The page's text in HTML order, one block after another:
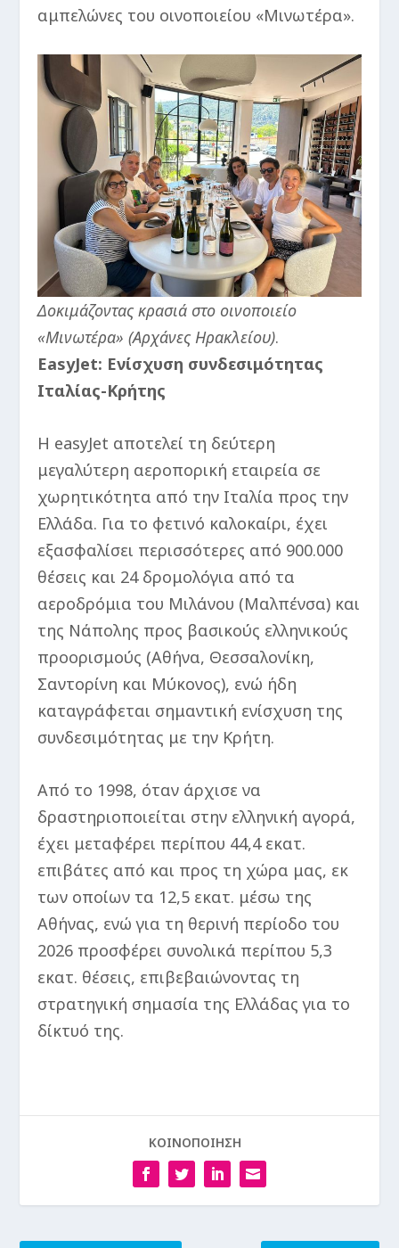
αμπελώνες του οινοποιείου «Μινωτέρα».
Δοκιμάζοντας κρασιά στο οινοποιείο
«Μινωτέρα» (Αρχάνες Ηρακλείου).
EasyJet: Ενίσχυση συνδεσιμότητας
Ιταλίας-Κρήτης
Η easyJet αποτελεί τη δεύτερη
μεγαλύτερη αεροπορική εταιρεία σε
χωρητικότητα από την Ιταλία προς την
Ελλάδα. Για το φετινό καλοκαίρι, έχει
εξασφαλίσει περισσότερες από 900.000
θέσεις και 24 δρομολόγια από τα
αεροδρόμια του Μιλάνου (Μαλπένσα) και
της Νάπολης προς βασικούς ελληνικούς
προορισμούς (Αθήνα, Θεσσαλονίκη,
Σαντορίνη και Μύκονος), ενώ ήδη
καταγράφεται σημαντική ενίσχυση της
συνδεσιμότητας με την Κρήτη.
Από το 1998, όταν άρχισε να
δραστηριοποιείται στην ελληνική αγορά,
έχει μεταφέρει περίπου 44,4 εκατ.
επιβάτες από και προς τη χώρα μας, εκ
των οποίων τα 12,5 εκατ. μέσω της
Αθήνας, ενώ για τη θερινή περίοδο του
2026 προσφέρει συνολικά περίπου 5,3
εκατ. θέσεις, επιβεβαιώνοντας τη
στρατηγική σημασία της Ελλάδας για το
δίκτυό της.
ΚΟΙΝΟΠΟΙΗΣΗ